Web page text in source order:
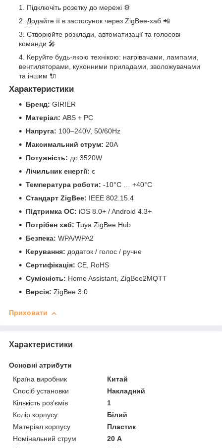
Підключіть розетку до мережі ⚙️
Додайте її в застосунок через ZigBee-хаб 📲
Створюйте розклади, автоматизації та голосові
команди 🎤
Керуйте будь-якою технікою: нагрівачами, лампами,
вентиляторами, кухонними приладами, зволожувачами
та іншим 🔌
Характеристики
Бренд: GIRIER
Матеріал: ABS + PC
Напруга: 100–240V, 50/60Hz
Максимальний струм: 20A
Потужність: до 3520W
Лічильник енергії: є
Температура роботи: -10°C … +40°C
Стандарт ZigBee: IEEE 802.15.4
Підтримка ОС: iOS 8.0+ / Android 4.3+
Потрібен хаб: Tuya ZigBee Hub
Безпека: WPA/WPA2
Керування: додаток / голос / ручне
Сертифікація: CE, RoHS
Сумісність: Home Assistant, ZigBee2MQTT
Версія: ZigBee 3.0
Приховати
Характеристики
Основні атрибути
Країна виробник
Китай
Спосіб установки
Накладний
Кількість роз'ємів
1
Колір корпусу
Білий
Матеріал корпусу
Пластик
Номінальний струм
20 А